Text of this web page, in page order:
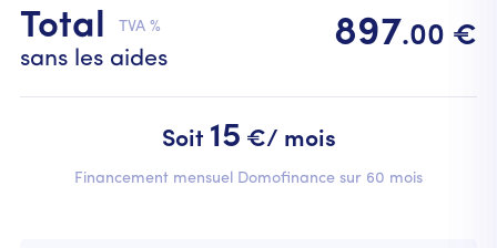
Total TVA %
sans les aides
897.00 €
Soit 15 €/ mois
Financement mensuel Domofinance sur 60 mois